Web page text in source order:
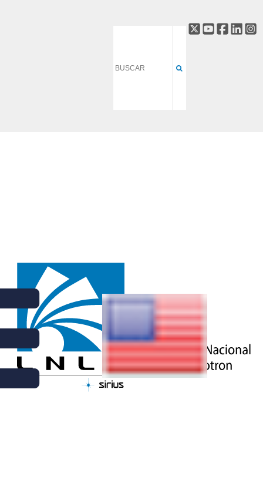
Superfície de um
pilar de concreto
apresentando o
padrão típico de
fissuras da reação
álcali-sílica (ASR).
Wikimedia